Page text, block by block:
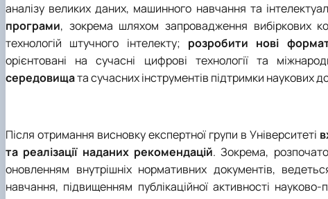
аналізу великих даних, машинного навчання та
програми, зокрема шляхом запровадження вибіркових
технологій штучного інтелекту; розробити нові
орієнтовані на сучасні цифрові технології та
середовищата сучасних інструментів підтримки наукових
Після отримання висновку експертної групи в Університеті
та реалізації наданих рекомендацій. Зокрема,
оновленням внутрішніх нормативних документів,
навчання, підвищенням публікаційної активності